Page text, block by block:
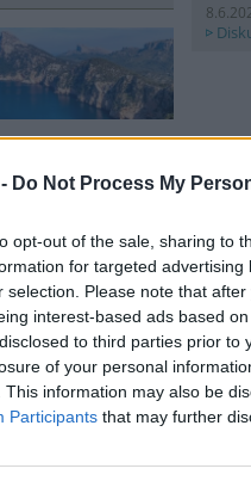
Do Not Process My
opt-out of the sale, sharing to
for targeted
selection. Please note that
interest-based ads based
to third parties prior
of your personal
This information may also be
Participants that may further
33 stupňů,
zahájila v
elektromobilu